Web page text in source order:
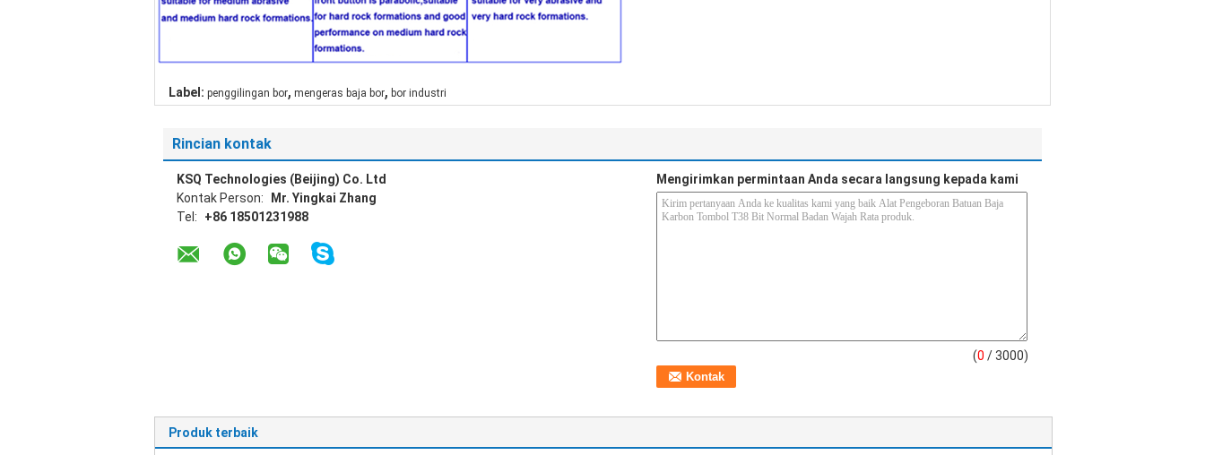
Label: penggilingan bor, mengeras baja bor, bor industri
Rincian kontak
KSQ Technologies (Beijing) Co. Ltd
Kontak Person:
Mr. Yingkai Zhang
Tel:
+86 18501231988
Mengirimkan permintaan Anda secara langsung kepada kami
(0 / 3000)
Produk terbaik